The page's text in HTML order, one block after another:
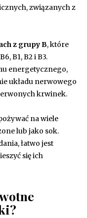
związanych z
z grupy B, które
B1, B2 i B3.
energetycznego,
układu nerwowego
krwinek.
na wiele
lub jako sok.
łatwo jest
się ich